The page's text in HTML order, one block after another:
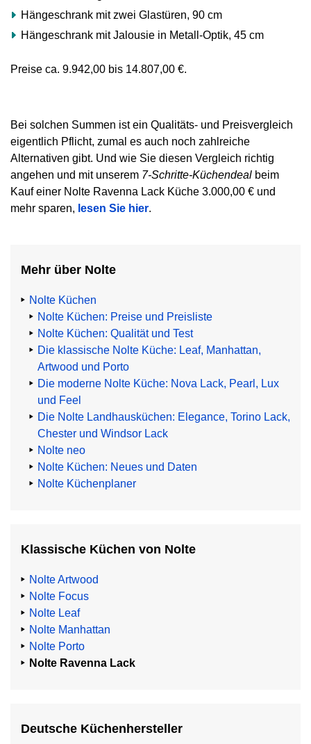
Hängeschrank mit zwei Glastüren, 90 cm
Hängeschrank mit Jalousie in Metall-Optik, 45 cm
Preise ca. 9.942,00 bis 14.807,00 €.
Bei solchen Summen ist ein Qualitäts- und Preisvergleich
eigentlich Pflicht, zumal es auch noch zahlreiche
Alternativen gibt. Und wie Sie diesen Vergleich richtig
angehen und mit unserem 7-Schritte-Küchendeal beim
Kauf einer Nolte Ravenna Lack Küche 3.000,00 € und
mehr sparen, lesen Sie hier.
Mehr über Nolte
Nolte Küchen
Nolte Küchen: Preise und Preisliste
Nolte Küchen: Qualität und Test
Die klassische Nolte Küche: Leaf, Manhattan,
Artwood und Porto
Die moderne Nolte Küche: Nova Lack, Pearl, Lux
und Feel
Die Nolte Landhausküchen: Elegance, Torino Lack,
Chester und Windsor Lack
Nolte neo
Nolte Küchen: Neues und Daten
Nolte Küchenplaner
Klassische Küchen von Nolte
Nolte Artwood
Nolte Focus
Nolte Leaf
Nolte Manhattan
Nolte Porto
Nolte Ravenna Lack
Deutsche Küchenhersteller